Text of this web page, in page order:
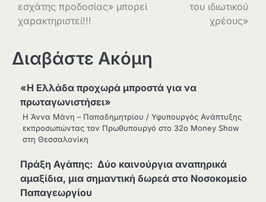
εσχάτης προδοσίας» μπορεί
χαρακτηριστεί!!!
του ιδιωτικού
χρέους»
Διαβάστε Ακόμη
«Η Ελλάδα προχωρά μπροστά για να
πρωταγωνιστήσει»
Η Άννα Μάνη – Παπαδημητρίου / Υφυπουργός Ανάπτυξης
εκπροσωπώντας τον Πρωθυπουργό στο 32ο Money Show
στη Θεσσαλονίκη
Πράξη Αγάπης: Δύο καινούργια αναπηρικά
αμαξίδια, μια σημαντική δωρεά στο Νοσοκομείο
Παπαγεωργίου